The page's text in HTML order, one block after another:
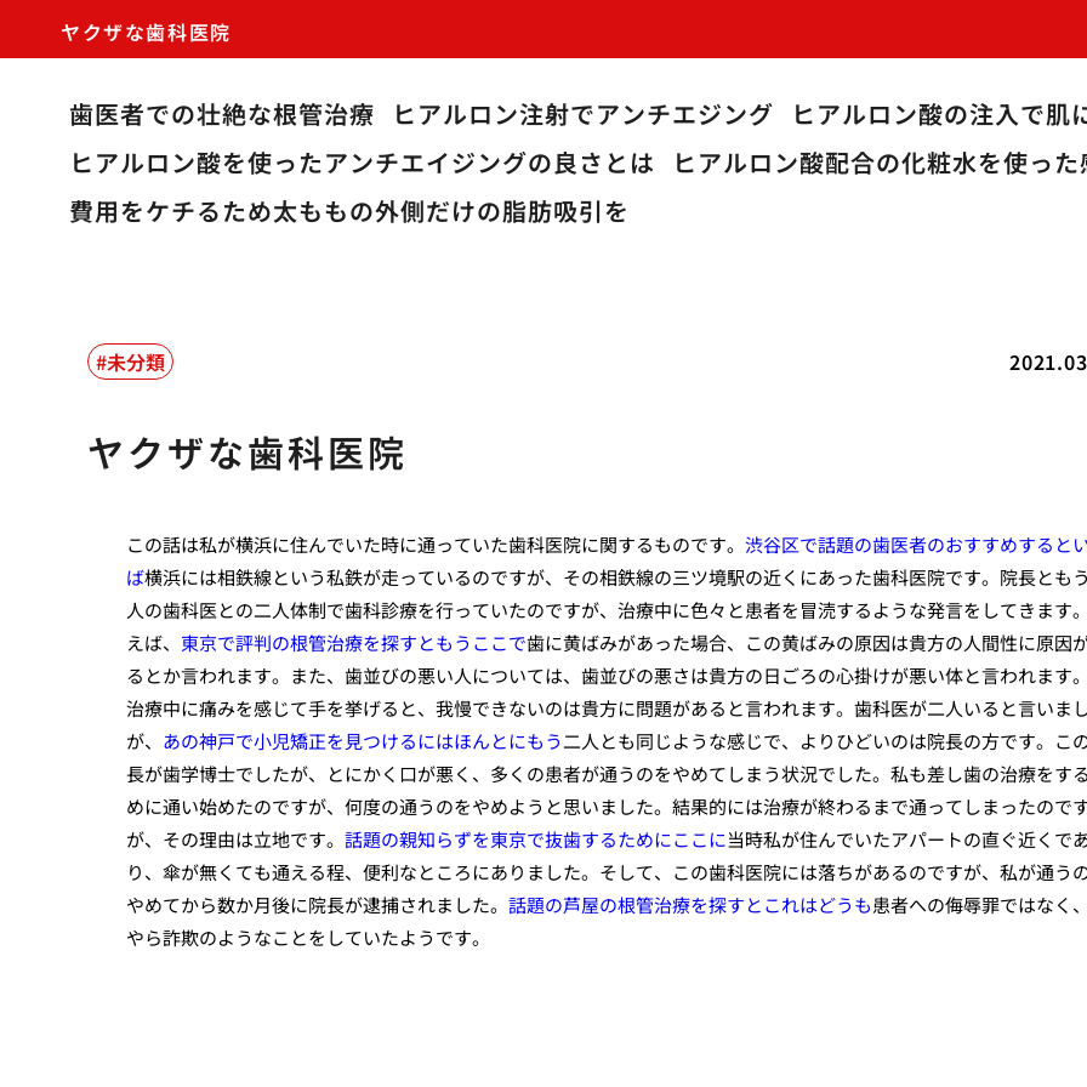
ヤクザな歯科医院
歯医者での壮絶な根管治療 ヒアルロン注射でアンチエジング
ヒアルロン酸の注入で肌
ヒアルロン酸を使ったアンチエイジングの良さとは
ヒアルロン酸配合の化粧水を使っ
費用をケチるため太ももの外側だけの脂肪吸引を
未分類
ヤクザな歯科医院
この話は私が横浜に住んでいた時に通っていた歯科医院に関するものです。 渋谷区で話題の歯医者のおすすめすると
ば横浜には相鉄線という私鉄が走っているのですが、その相鉄線の三ツ境駅の近くにあった歯科医院です。院長とも
人の歯科医との二人体制で歯科診療を行っていたのですが、治療中に色々と患者を冒涜するような発言をしてきます
えば、 東京で評判の根管治療を探すともうここで歯に黄ばみがあった場合、この黄ばみの原因は貴方の人間性に原因
るとか言われます。また、歯並びの悪い人については、歯並びの悪さは貴方の日ごろの心掛けが悪い体と言われます
治療中に痛みを感じて手を挙げると、我慢できないのは貴方に問題があると言われます。歯科医が二人いると言いま
が、 あの神戸で小児矯正を見つけるにはほんとにもう二人とも同じような感じで、よりひどいのは院長の方です。こ
長が歯学博士でしたが、とにかく口が悪く、多くの患者が通うのをやめてしまう状況でした。私も差し歯の治療をす
めに通い始めたのですが、何度の通うのをやめようと思いました。結果的には治療が終わるまで通ってしまったので
が、その理由は立地です。 話題の親知らずを東京で抜歯するためにここに当時私が住んでいたアパートの直ぐ近くで
り、傘が無くても通える程、便利なところにありました。そして、この歯科医院には落ちがあるのですが、私が通う
やめてから数か月後に院長が逮捕されました。 話題の芦屋の根管治療を探すとこれはどうも患者への侮辱罪ではなく
やら詐欺のようなことをしていたようです。